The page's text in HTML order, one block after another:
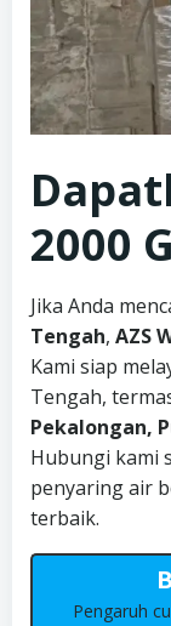
2000
Jika Anda
Tengah, AZS
Kami siap
Tengah,
Pekalongan,
Hubungi kami
penyaring air
terbaik.
Pengaruh